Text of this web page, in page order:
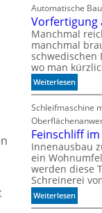
a
n
n
l
o
h
n
t
s
i
c
h
C
N
C
-
T
Automatische
Vorfertigung
Manchmal
manchmal
schwedischen
wo man
Weiterlesen:
V
o
r
f
e
r
t
i
g
u
Schleifmaschine
Feinschliff
Innenausbau
ein
werden diese
Schreinerei
Weiterlesen:
F